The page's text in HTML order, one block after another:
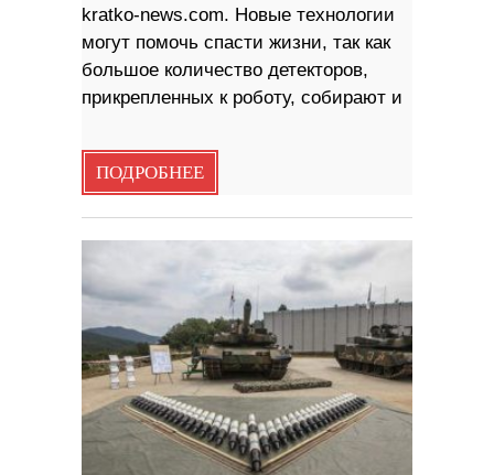
kratko-news.com. Новые технологии
могут помочь спасти жизни, так как
большое количество детекторов,
прикрепленных к роботу, собирают и
ПОДРОБНЕЕ